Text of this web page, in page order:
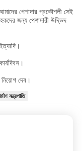
পেশাদার প্রকৌশলী সেই
জন্য পেশাদারী উদ্ভিদ
দেব।
যন্ত্রপাতি